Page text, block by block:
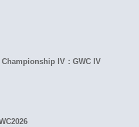
IV：GWC IV